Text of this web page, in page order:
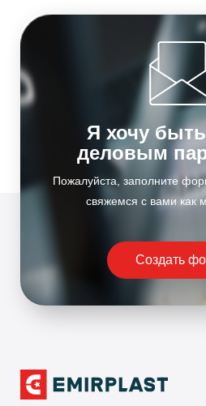
Я хочу
деловым
Пожалуйста, заполните
свяжемся с вами как
Создать